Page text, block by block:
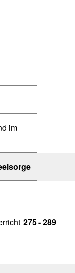
im
275 - 289